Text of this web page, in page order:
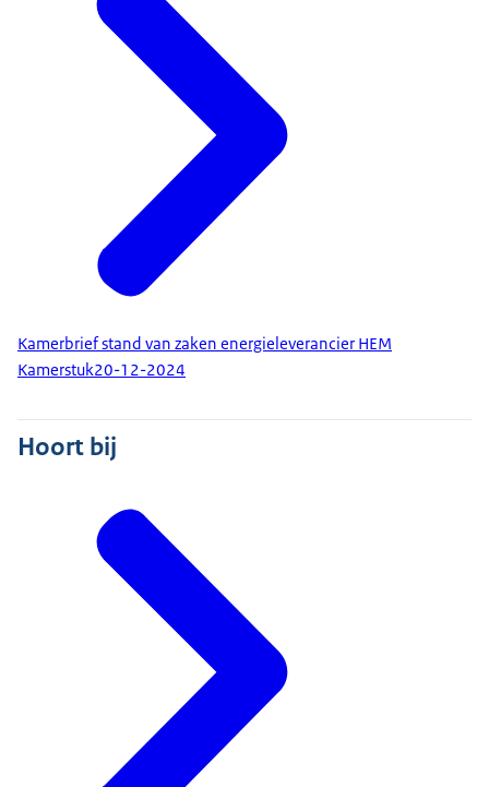
Kamerbrief stand van zaken energieleverancier HEM
Kamerstuk20-12-2024
Hoort bij